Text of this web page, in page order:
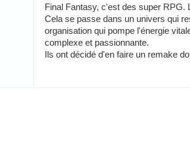
Final Fantasy, c'est des super RPG.
Cela se passe dans un univers qui
organisation qui pompe l'énergie
complexe et passionnante.
Ils ont décidé d'en faire un remake